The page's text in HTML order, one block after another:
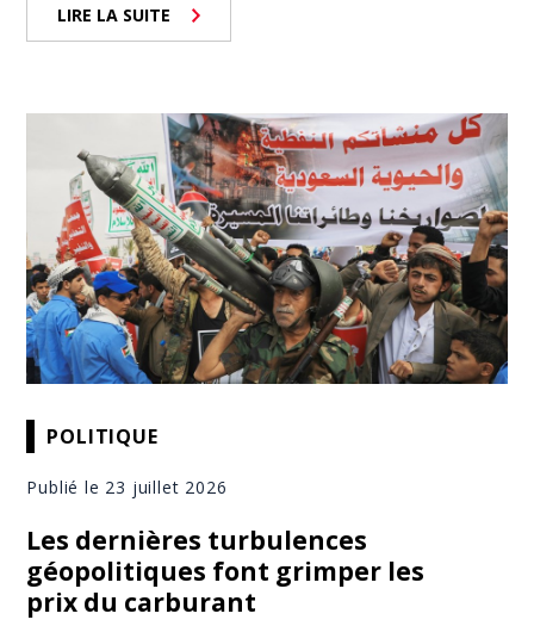
LIRE LA SUITE
POLITIQUE
Publié le 23 juillet 2026
Les dernières turbulences
géopolitiques font grimper les
prix du carburant